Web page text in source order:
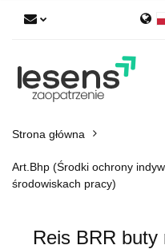
Strona główna
Art.Bhp (Środki ochrony
środowiskach pracy)
Reis BRR buty